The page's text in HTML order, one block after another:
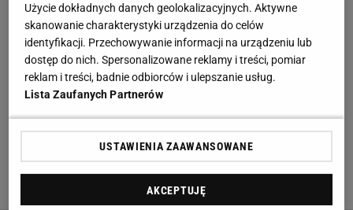
kontuzji czy innych nieprzewidzianych okoliczności
będzie mógł selekcjonować piłkarzy już tylko ze
zgłoszonej do FIFA listy. Jak pokazuje historia Pawła
Sibika, znalezienie się na niej, nawet wbrew wszelkim
wyobrażeniom, może zaowocować biletem na mundial.
Po "trzęsieniu ziemi", które miał wśród pomocników
Jerzy Engel (kontuzje i leczone urazy), Sibik na MŚ
2002 pojechał i nawet w nich zagrał.Do dziś sam
rozpatruje to jednak w charakterze cudu.
Użycie dokładnych danych geolokalizacyjnych. Aktywne
skanowanie charakterystyki urządzenia do celów
identyfikacji. Przechowywanie informacji na urządzeniu lub
dostęp do nich. Spersonalizowane reklamy i treści, pomiar
reklam i treści, badnie odbiorców i ulepszanie usług.
Lista Zaufanych Partnerów
USTAWIENIA ZAAWANSOWANE
AKCEPTUJĘ